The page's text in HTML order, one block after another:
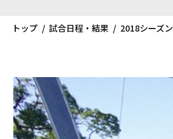
トップ 試合日程・結果 2018シーズン